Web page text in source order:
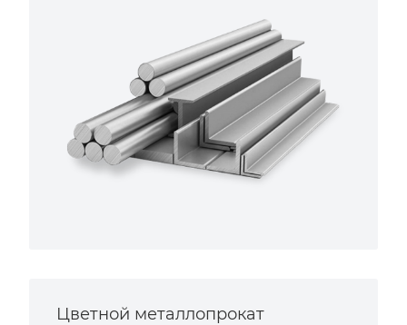
Цветной металлопрокат